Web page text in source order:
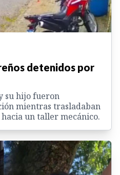
detenidos por
su hijo fueron
mientras trasladaban
un taller mecánico.